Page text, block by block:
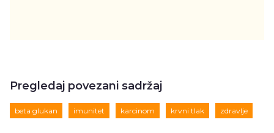
Pregledaj povezani sadržaj
beta glukan imunitet karcinom krvni tlak zdravlje